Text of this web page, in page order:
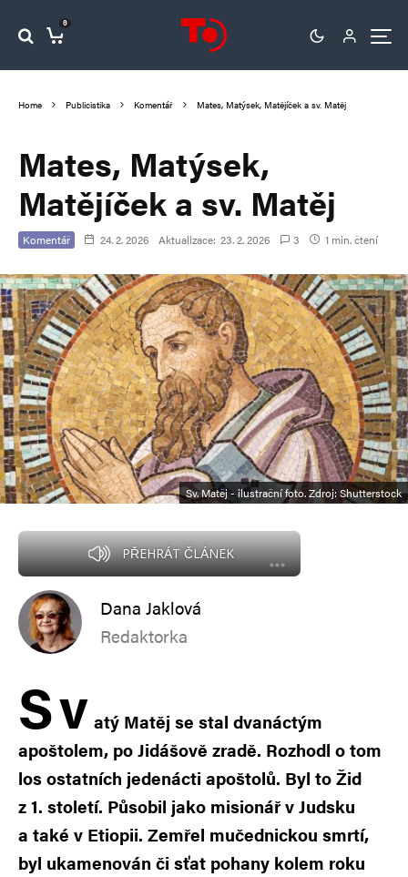
0
Home Publicistika Komentář Mates, Matýsek, Matějíček a sv. Matěj
Mates, Matýsek,
Matějíček a sv. Matěj
Komentář 24. 2. 2026 Aktualizace: 23. 2. 2026 3 1 min. čtení
Sv. Matěj - ilustrační foto. Zdroj: Shutterstock
PŘEHRÁT ČLÁNEK
Dana Jaklová
Redaktorka
Sv atý Matěj se stal dvanáctým
apoštolem, po Jidášově zradě. Rozhodl o tom
los ostatních jedenácti apoštolů. Byl to Žid
z 1. století. Působil jako misionář v Judsku
a také v Etiopii. Zemřel mučednickou smrtí,
byl ukamenován či sťat pohany kolem roku